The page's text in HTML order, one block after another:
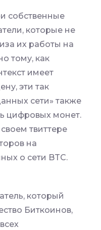
собственные
которые не
их работы на
тому, как
имеет
эти так
сети» также
цифровых монет.
твиттере
на
о сети BTC.
который
Биткоинов,